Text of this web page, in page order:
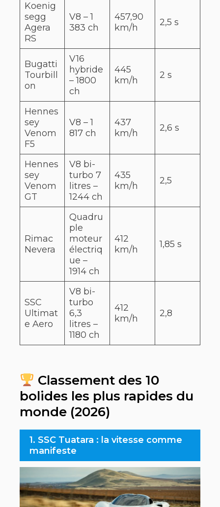
Koenig
segg
Agera
RS
V8 – 1
383 ch
457,90
km/h
2,5 s
Bugatti
Tourbill
on
V16
hybride
– 1800
ch
445
km/h
2 s
Hennes
sey
Venom
F5
V8 – 1
817 ch
437
km/h
2,6 s
Hennes
sey
Venom
GT
V8 bi-
turbo 7
litres –
1244 ch
435
km/h
2,5
Rimac
Nevera
Quadru
ple
moteur
électriq
ue –
1914 ch
412
km/h
1,85 s
SSC
Ultimat
e Aero
V8 bi-
turbo
6,3
litres –
1180 ch
412
km/h
2,8
Classement des 10
bolides les plus rapides du
monde (2026)
1. SSC Tuatara : la vitesse comme
manifeste